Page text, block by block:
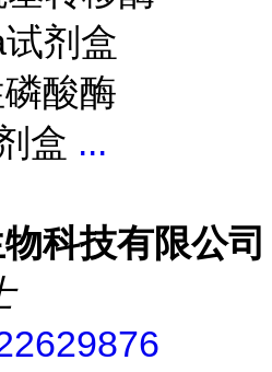
剂盒
酸酶
盒 ...
科技有限公司